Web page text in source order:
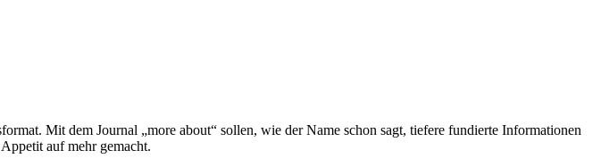
Mit dem Jour­nal „more about“ sol­len, wie der Name schon sagt, tie­fe­re fun­dier­te Infor­ma­tio­nen
auf mehr gemacht.